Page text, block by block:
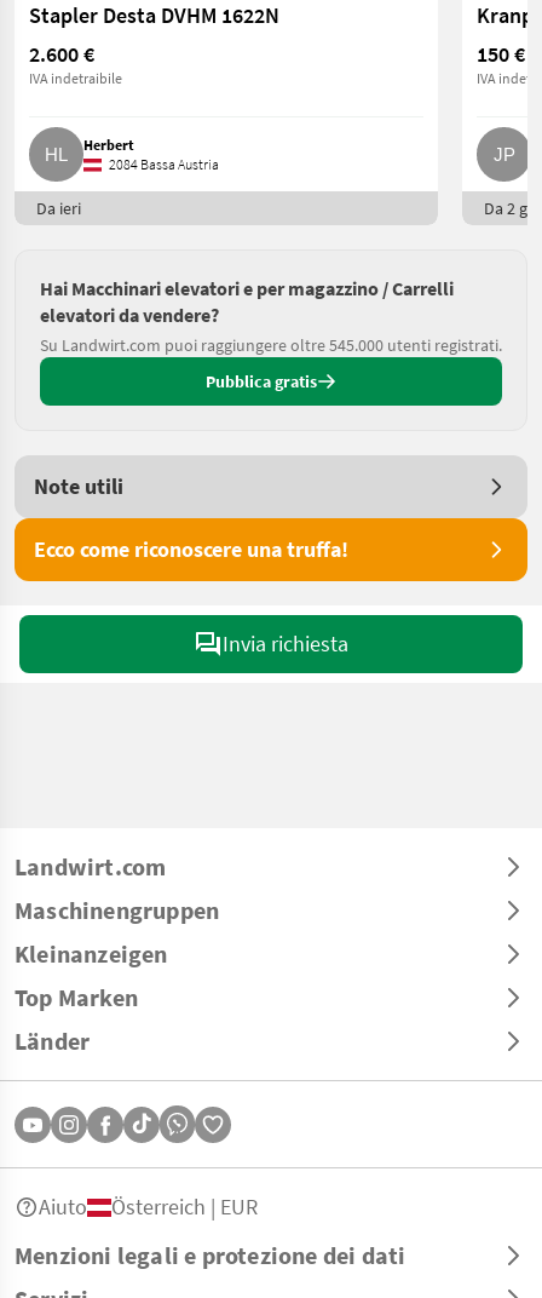
Stapler Desta DVHM 1622N
2.600 €
IVA indetraibile
Herbert
2084 Bassa Austria
Da ieri
150 €
IVA
Da 2
Hai Macchinari elevatori e per magazzino / Carrelli
elevatori da vendere?
Su Landwirt.com puoi raggiungere oltre 545.000 utenti registrati.
Pubblica gratis
Note utili
Ecco come riconoscere una truffa!
Invia richiesta
Landwirt.com
Maschinengruppen
Kleinanzeigen
Top Marken
Länder
Menzioni legali e protezione dei dati
Aiuto Österreich | EUR